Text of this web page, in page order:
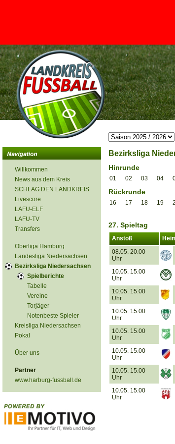
<
Willkommen
News aus dem Kreis
SCHLAG DEN LANDKREIS
Livescore
LAFU-ELF
LAFU-TV
Transfers
Oberliga Hamburg
Landesliga Niedersachsen
Bezirksliga Niedersachsen
Spielberichte
Tabelle
Vereine
Torjäger
Notenbeste Spieler
Kreisliga Niedersachsen
Pokal
Über uns
Partner
www.harburg-fussball.de
Bezirksliga
Hinrunde
01 02 03 04
Rückrunde
16 17 18 19
27. Spieltag
Anstoß
08.05. 20.00
Uhr
10.05. 15.00
Uhr
10.05. 15.00
Uhr
10.05. 15.00
Uhr
10.05. 15.00
Uhr
10.05. 15.00
Uhr
10.05. 15.00
Uhr
10.05. 15.00
Uhr